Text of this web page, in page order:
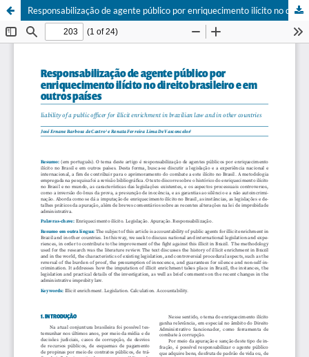
Responsabilização de agente público por enriquecimento ilícito no direito brasileiro e em outros países